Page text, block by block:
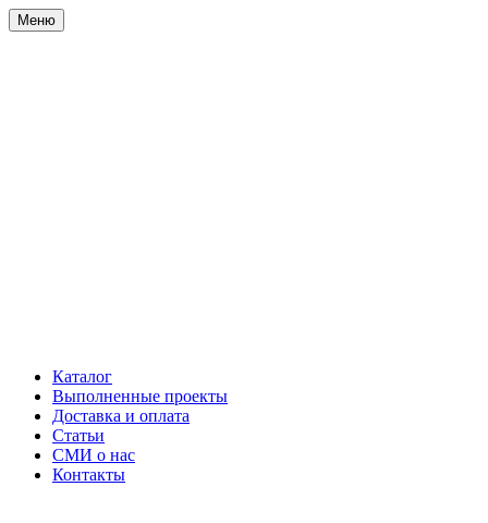
Меню
Каталог
Выполненные проекты
Доставка и оплата
Статьи
СМИ о нас
Контакты